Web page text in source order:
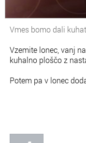
Vmes bomo dali
Vzemite lonec, vanj
kuhalno ploščo z
Potem pa v lonec